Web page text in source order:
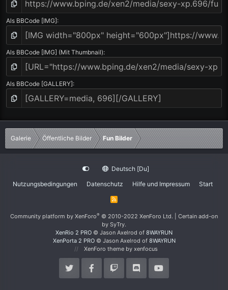
Als BBCode [IMG]
Als BBCode [IMG] (Mit Thumbnail)
Als BBCode [GALLERY]
Galerie Öffentliche Bilder Fun Bilder
Deutsch [Du]
Nutzungsbedingungen
Datenschutz Hilfe und Impressum Start
R
Community platform by XenForo® © 2010-2022 XenForo Ltd.
Certain add-on
by SyTry.
XenRio 2 PRO © Jason Axelrod of 8WAYRUN
XenPorta 2 PRO© Jason Axelrod of 8WAYRUN
XenForo theme by xenfocus